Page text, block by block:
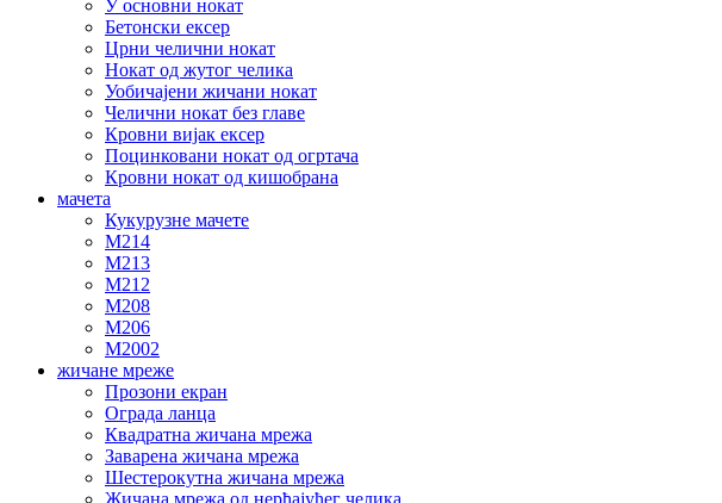
У основни нокат
Бетонски ексер
Црни челични нокат
Нокат од жутог челика
Уобичајени жичани нокат
Челични нокат без главе
Кровни вијак ексер
Поцинковани нокат од огртача
Кровни нокат од кишобрана
мачета
Кукурузне мачете
М214
М213
М212
М208
М206
М2002
жичане мреже
Прозони екран
Ограда ланца
Квадратна жичана мрежа
Заварена жичана мрежа
Шестерокутна жичана мрежа
Жичана мрежа од нерђајућег челика